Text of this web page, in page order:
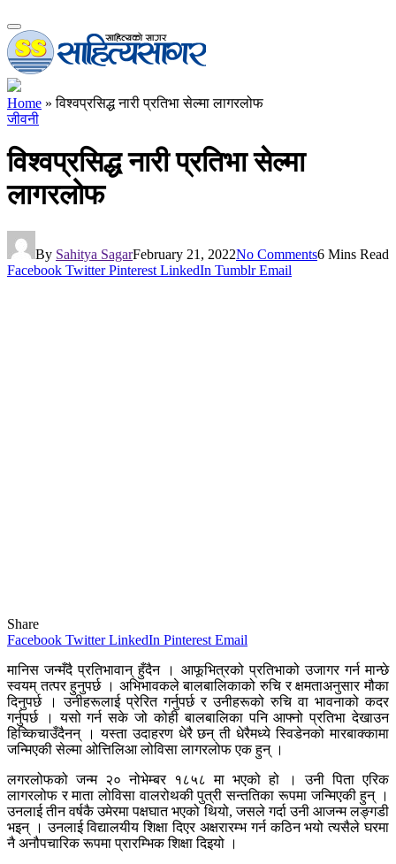
Home »विश्वप्रसिद्ध नारी प्रतिभा सेल्मा लागरलोफ
जीवनी
विश्वप्रसिद्ध नारी प्रतिभा सेल्मा
लागरलोफ
By Sahitya SagarFebruary 21, 2022No Comments6 Mins Read
Facebook Twitter Pinterest LinkedIn Tumblr Email
Share
Facebook Twitter LinkedIn Pinterest Email
मानिस जन्मँदै प्रतिभावान् हुँदैन । आफूभित्रको प्रतिभाको उजागर गर्न मान्छे
स्वयम् तत्पर हुनुपर्छ । अभिभावकले बालबालिकाको रुचि र क्षमताअनुसार मौका
दिनुपर्छ । उनीहरूलाई प्रेरित गर्नुपर्छ र उनीहरूको रुचि वा भावनाको कदर
गर्नुपर्छ । यसो गर्न सके जो कोही बालबालिका पनि आफ्नो प्रतिभा देखाउन
हिच्किचाउँदैनन् । यस्ता उदाहरण धेरै छन् ती धेरैमध्ये स्विडेनको मारबाक्कामा
जन्मिएकी सेल्मा ओत्तिलिआ लोविसा लागरलोफ एक हुन् ।
लगरलोफको जन्म २० नोभेम्बर १८५८ मा भएको हो । उनी पिता एरिक
लागरलोफ र माता लोविसा वालरोथकी पुत्री सन्ततिका रूपमा जन्मिएकी हुन् ।
उनलाई तीन वर्षकै उमेरमा पक्षघात भएको थियो, जसले गर्दा उनी आजन्म लङ्गडी
भइन् । उनलाई विद्यालयीय शिक्षा दिएर अक्षरारम्भ गर्न कठिन भयो त्यसैले घरमा
नै अनौपचारिक रूपमा प्रारम्भिक शिक्षा दिइयो ।